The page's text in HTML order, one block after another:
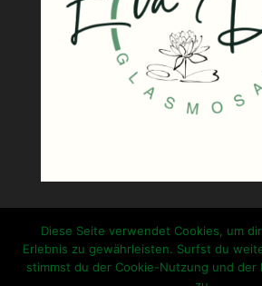
Diese Seite verwendet Cookies, um
Erlebnis zu gewährleisten. Surfst du
stimmst du der Cookie-Nutzung und der